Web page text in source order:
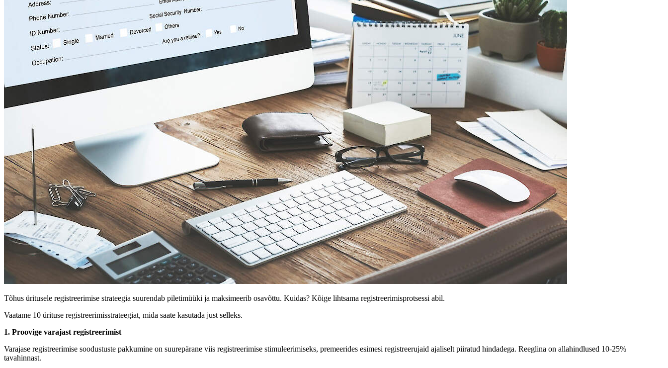
Tõhus üritusele registreerimise strateegia suurendab piletimüüki ja maksimeerib osavõttu. Kuidas? Kõige lihtsama registreerimisprotsessi abil.
Vaatame 10 ürituse registreerimisstrateegiat, mida saate kasutada just selleks.
1. Proovige varajast registreerimist
Varajase registreerimise soodustuste pakkumine on suurepärane viis registreerimise stimuleerimiseks, premeerides esimesi registreerujaid ajaliselt piiratud hindadega. Reeglina on allahindlused 10-25%
tavahinnast.